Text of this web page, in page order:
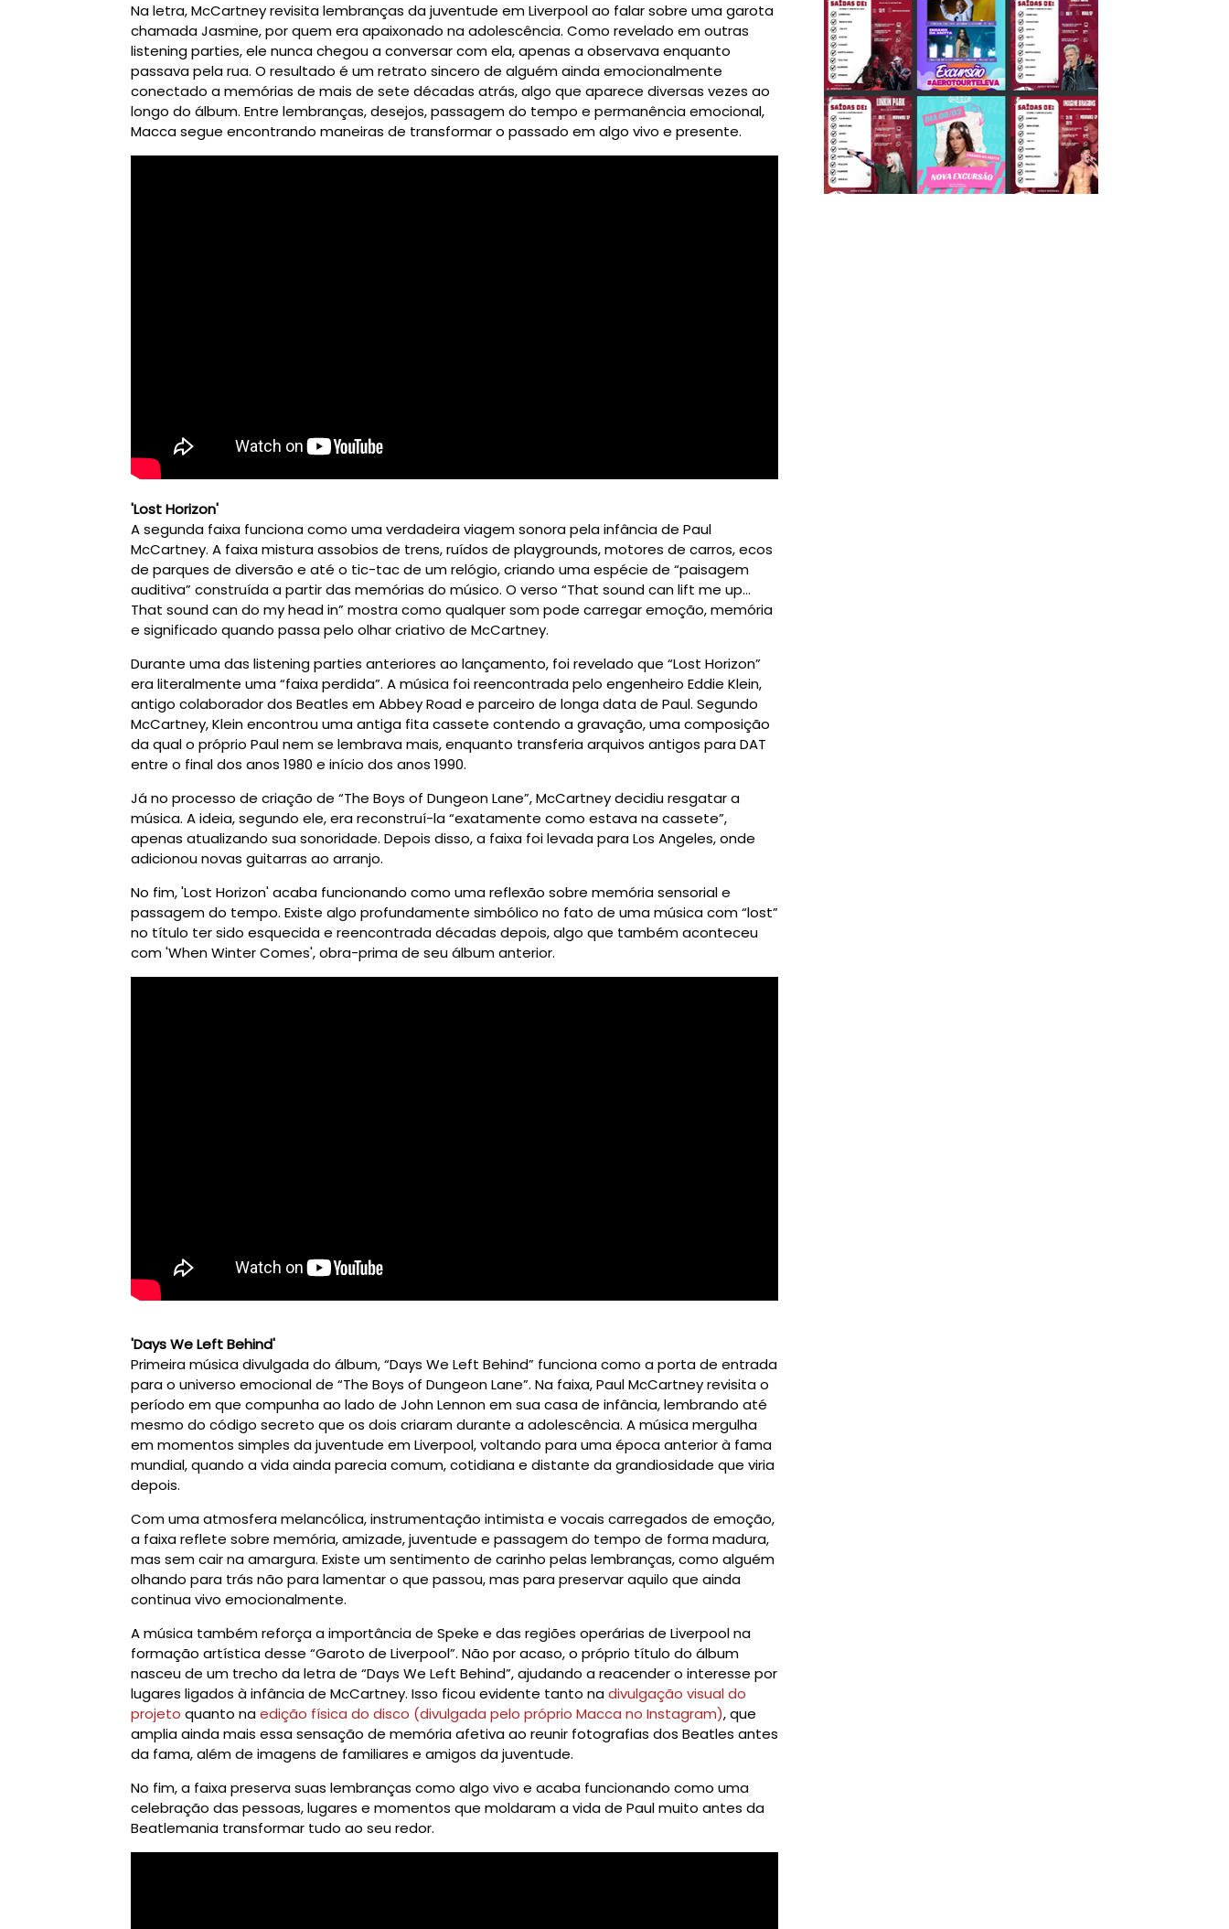
Na letra, McCartney revisita lembranças da juventude em Liverpool ao falar sobre uma garota
chamada Jasmine, por quem era apaixonado na adolescência. Como revelado em outras
listening parties, ele nunca chegou a conversar com ela, apenas a observava enquanto
passava pela rua. O resultado é um retrato sincero de alguém ainda emocionalmente
conectado a memórias de mais de sete décadas atrás, algo que aparece diversas vezes ao
longo do álbum. Entre lembranças, desejos, passagem do tempo e permanência emocional,
Macca segue encontrando maneiras de transformar o passado em algo vivo e presente.
'Lost Horizon'
A segunda faixa funciona como uma verdadeira viagem sonora pela infância de Paul
McCartney. A faixa mistura assobios de trens, ruídos de playgrounds, motores de carros, ecos
de parques de diversão e até o tic-tac de um relógio, criando uma espécie de “paisagem
auditiva” construída a partir das memórias do músico. O verso “That sound can lift me up…
That sound can do my head in” mostra como qualquer som pode carregar emoção, memória
e significado quando passa pelo olhar criativo de McCartney.
Durante uma das listening parties anteriores ao lançamento, foi revelado que “Lost Horizon”
era literalmente uma “faixa perdida”. A música foi reencontrada pelo engenheiro Eddie Klein,
antigo colaborador dos Beatles em Abbey Road e parceiro de longa data de Paul. Segundo
McCartney, Klein encontrou uma antiga fita cassete contendo a gravação, uma composição
da qual o próprio Paul nem se lembrava mais, enquanto transferia arquivos antigos para DAT
entre o final dos anos 1980 e início dos anos 1990.
Já no processo de criação de “The Boys of Dungeon Lane”, McCartney decidiu resgatar a
música. A ideia, segundo ele, era reconstruí-la “exatamente como estava na cassete”,
apenas atualizando sua sonoridade. Depois disso, a faixa foi levada para Los Angeles, onde
adicionou novas guitarras ao arranjo.
No fim, 'Lost Horizon' acaba funcionando como uma reflexão sobre memória sensorial e
passagem do tempo. Existe algo profundamente simbólico no fato de uma música com “lost”
no título ter sido esquecida e reencontrada décadas depois, algo que também aconteceu
com 'When Winter Comes', obra-prima de seu álbum anterior.
'Days We Left Behind'
Primeira música divulgada do álbum, “Days We Left Behind” funciona como a porta de entrada
para o universo emocional de “The Boys of Dungeon Lane”. Na faixa, Paul McCartney revisita o
período em que compunha ao lado de John Lennon em sua casa de infância, lembrando até
mesmo do código secreto que os dois criaram durante a adolescência. A música mergulha
em momentos simples da juventude em Liverpool, voltando para uma época anterior à fama
mundial, quando a vida ainda parecia comum, cotidiana e distante da grandiosidade que viria
depois.
Com uma atmosfera melancólica, instrumentação intimista e vocais carregados de emoção,
a faixa reflete sobre memória, amizade, juventude e passagem do tempo de forma madura,
mas sem cair na amargura. Existe um sentimento de carinho pelas lembranças, como alguém
olhando para trás não para lamentar o que passou, mas para preservar aquilo que ainda
continua vivo emocionalmente.
A música também reforça a importância de Speke e das regiões operárias de Liverpool na
formação artística desse “Garoto de Liverpool”. Não por acaso, o próprio título do álbum
nasceu de um trecho da letra de “Days We Left Behind”, ajudando a reacender o interesse por
lugares ligados à infância de McCartney. Isso ficou evidente tanto nadivulgação visual do
projeto quanto naedição física do disco (divulgada pelo próprio Macca no Instagram), que
amplia ainda mais essa sensação de memória afetiva ao reunir fotografias dos Beatles antes
da fama, além de imagens de familiares e amigos da juventude.
No fim, a faixa preserva suas lembranças como algo vivo e acaba funcionando como uma
celebração das pessoas, lugares e momentos que moldaram a vida de Paul muito antes da
Beatlemania transformar tudo ao seu redor.